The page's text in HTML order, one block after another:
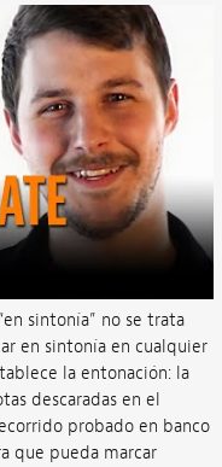
sintonía” no se trata
en sintonía en cualquier
la entonación: la
descaradas en el
probado en banco
que pueda marcar